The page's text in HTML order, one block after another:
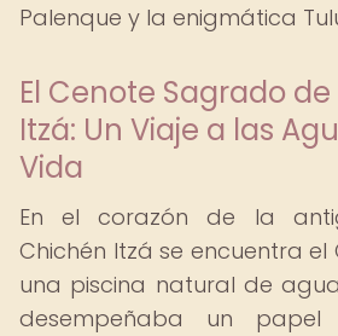
Palenque y la enigmática
El Cenote Sagrado
Itzá: Un Viaje a las
Vida
En el corazón de la
Chichén Itzá se encuentra
una piscina natural de
desempeñaba un